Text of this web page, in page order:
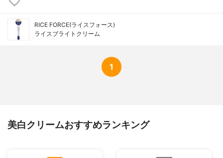
RICE FORCE(ライスフォース)
ライスブライトクリーム
1
美白クリームおすすめランキング